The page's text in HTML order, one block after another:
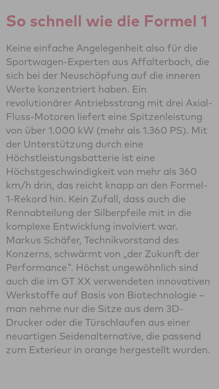
So schnell wie die Formel 1
Keine einfache Angelegenheit also für die
Sportwagen-Experten aus Affalterbach, die
sich bei der Neuschöpfung auf die inneren
Werte konzentriert haben. Ein
revolutionärer Antriebsstrang mit drei Axial-
Fluss-Motoren liefert eine Spitzenleistung
von über 1.000 kW (mehr als 1.360 PS). Mit
der Unterstützung durch eine
Höchstleistungsbatterie ist eine
Höchstgeschwindigkeit von mehr als 360
km/h drin, das reicht knapp an den Formel-
1-Rekord hin. Kein Zufall, dass auch die
Rennabteilung der Silberpfeile mit in die
komplexe Entwicklung involviert war.
Markus Schäfer, Technikvorstand des
Konzerns, schwärmt von „der Zukunft der
Performance". Höchst ungewöhnlich sind
auch die im GT XX verwendeten innovativen
Werkstoffe auf Basis von Biotechnologie –
man nehme nur die Sitze aus dem 3D-
Drucker oder die Türschlaufen aus einer
neuartigen Seidenalternative, die passend
zum Exterieur in orange hergestellt wurden.